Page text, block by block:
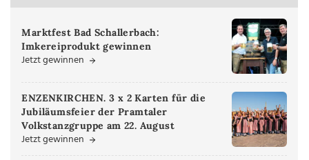
Marktfest Bad Schallerbach:
Imkereiprodukt gewinnen
Jetzt gewinnen
ENZENKIRCHEN. 3 x 2 Karten für die
Jubiläumsfeier der Pramtaler
Volkstanzgruppe am 22. August
Jetzt gewinnen